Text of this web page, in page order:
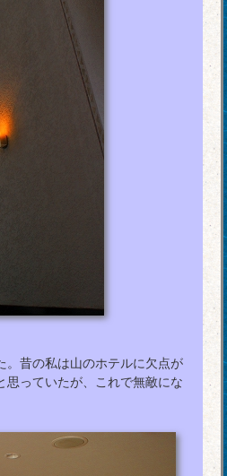
。昔の私は山のホテルに欠点が
思っていたが、これで無敵にな